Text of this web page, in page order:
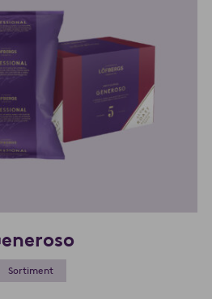
Sortiment